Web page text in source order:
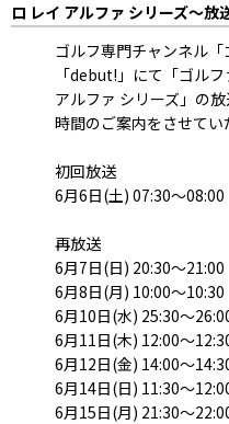
ロ レイ アルファ シリーズ～放
ゴルフ専門チャンネル
「debut!」にて「ゴル
アルファ シリーズ」の
時間のご案内をさせてい
初回放送
6月6日(土) 07:30～08:00
再放送
6月7日(日) 20:30～21:00
6月8日(月) 10:00～10:30
6月10日(水) 25:30～
6月11日(木) 12:00～
6月12日(金) 14:00～
6月14日(日) 11:30～
6月15日(月) 21:30～